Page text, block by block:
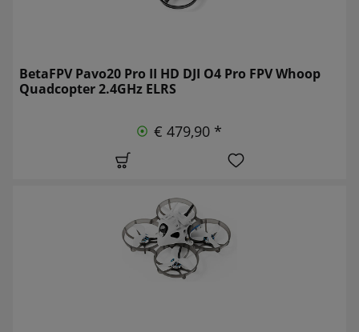
BetaFPV Pavo20 Pro II HD DJI O4 Pro FPV Whoop
Quadcopter 2.4GHz ELRS
€ 479,90 *